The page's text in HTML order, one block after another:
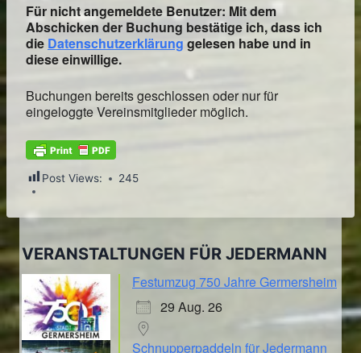
Für nicht angemeldete Benutzer: Mit dem
Abschicken der Buchung bestätige ich, dass ich
die Datenschutzerklärung gelesen habe und in
diese einwillige.
Buchungen bereits geschlossen oder nur für
eingeloggte Vereinsmitglieder möglich.
Post Views: 245
VERANSTALTUNGEN FÜR JEDERMANN
Festumzug 750 Jahre Germersheim
29 Aug. 26
Schnupperpaddeln für Jedermann